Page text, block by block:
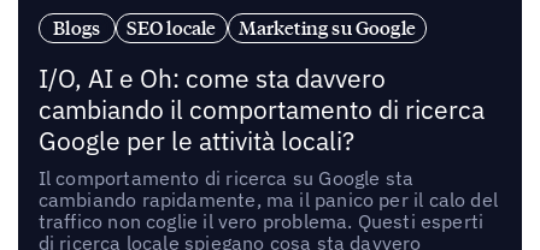
Blogs SEO locale Marketing su Google
I/O, AI e Oh: come sta davvero
cambiando il comportamento di ricerca
Google per le attività locali?
Il comportamento di ricerca su Google sta
cambiando rapidamente, ma il panico per il calo del
traffico non coglie il vero problema. Questi esperti
di ricerca locale spiegano cosa sta davvero